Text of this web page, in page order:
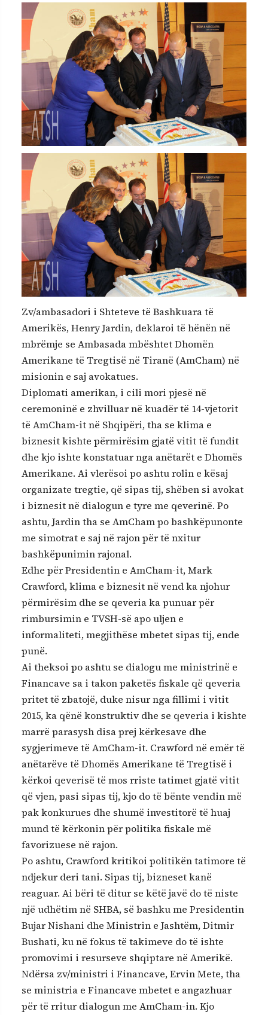
Zv/ambasadori i Shteteve të Bashkuara të
Amerikës, Henry Jardin, deklaroi të hënën në
mbrëmje se Ambasada mbështet Dhomën
Amerikane të Tregtisë në Tiranë (AmCham) në
misionin e saj avokatues.
Diplomati amerikan, i cili mori pjesë në
ceremoninë e zhvilluar në kuadër të 14-vjetorit
të AmCham-it në Shqipëri, tha se klima e
biznesit kishte përmirësim gjatë vitit të fundit
dhe kjo ishte konstatuar nga anëtarët e Dhomës
Amerikane. Ai vlerësoi po ashtu rolin e kësaj
organizate tregtie, që sipas tij, shëben si avokat
i biznesit në dialogun e tyre me qeverinë. Po
ashtu, Jardin tha se AmCham po bashkëpunonte
me simotrat e saj në rajon për të nxitur
bashkëpunimin rajonal.
Edhe për Presidentin e AmCham-it, Mark
Crawford, klima e biznesit në vend ka njohur
përmirësim dhe se qeveria ka punuar për
rimbursimin e TVSH-së apo uljen e
informaliteti, megjithëse mbetet sipas tij, ende
punë.
Ai theksoi po ashtu se dialogu me ministrinë e
Financave sa i takon paketës fiskale që qeveria
pritet të zbatojë, duke nisur nga fillimi i vitit
2015, ka qënë konstruktiv dhe se qeveria i kishte
marrë parasysh disa prej kërkesave dhe
sygjerimeve të AmCham-it. Crawford në emër të
anëtarëve të Dhomës Amerikane të Tregtisë i
kërkoi qeverisë të mos rriste tatimet gjatë vitit
që vjen, pasi sipas tij, kjo do të bënte vendin më
pak konkurues dhe shumë investitorë të huaj
mund të kërkonin për politika fiskale më
favorizuese në rajon.
Po ashtu, Crawford kritikoi politikën tatimore të
ndjekur deri tani. Sipas tij, bizneset kanë
reaguar. Ai bëri të ditur se këtë javë do të niste
një udhëtim në SHBA, së bashku me Presidentin
Bujar Nishani dhe Ministrin e Jashtëm, Ditmir
Bushati, ku në fokus të takimeve do të ishte
promovimi i resurseve shqiptare në Amerikë.
Ndërsa zv/ministri i Financave, Ervin Mete, tha
se ministria e Financave mbetet e angazhuar
për të rritur dialogun me AmCham-in. Kjo